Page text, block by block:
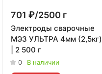
701 ₽/2500 г
Электроды сварочные
МЭЗ УЛЬТРА 4мм (2,5кг)
| 2 500 г
0 В наличии